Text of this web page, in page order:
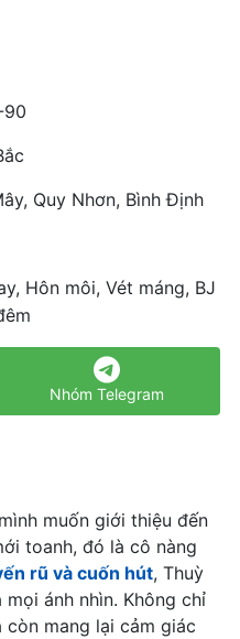
90
Quy Nhơn, Bình Định
Hôn môi, Vét máng, BJ
Nhóm Telegram
muốn giới thiệu đến
toanh, đó là cô nàng
rũ và cuốn hút, Thuỳ
ánh nhìn. Không chỉ
còn mang lại cảm giác